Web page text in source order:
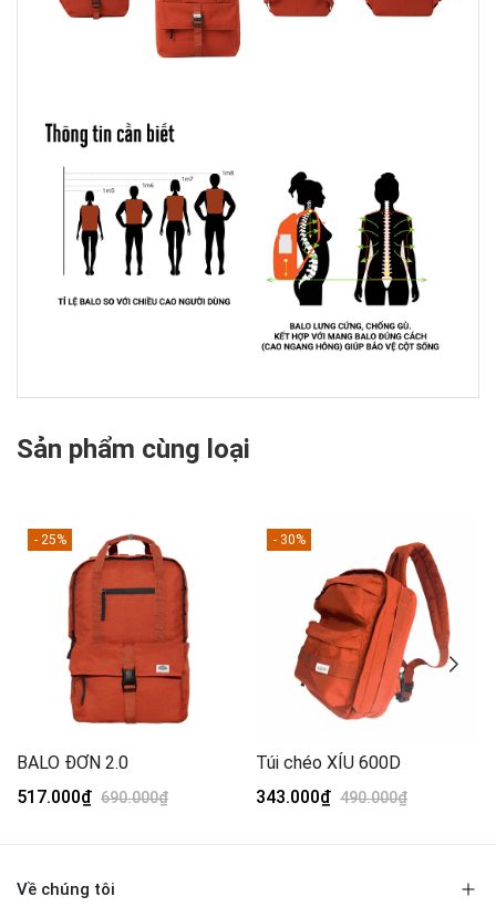
Sản phẩm cùng loại
- 25%
BALO ĐƠN 2.0
517.000₫ 690.000₫
- 30%
Túi chéo XÍU 600D
343.000₫ 490.000₫
Về chúng tôi